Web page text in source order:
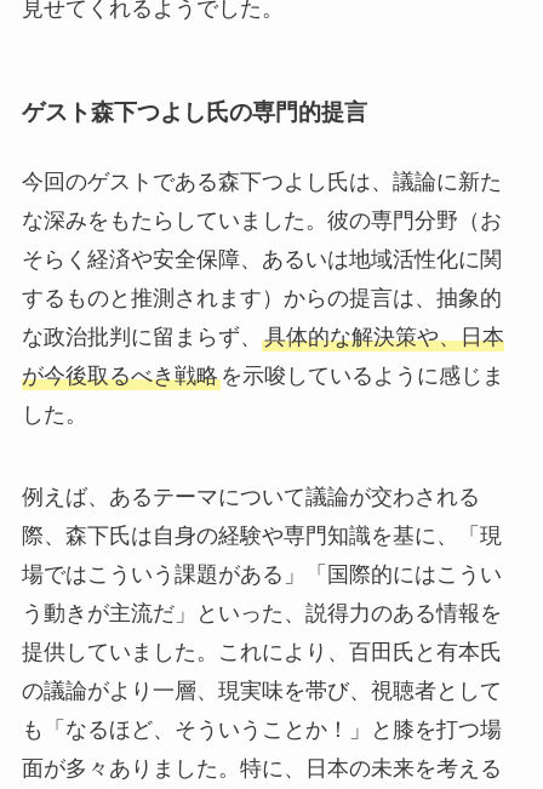
見せてくれるようでした。
ゲスト森下つよし氏の専門的提言
今回のゲストである森下つよし氏は、議論に新た
な深みをもたらしていました。彼の専門分野（お
そらく経済や安全保障、あるいは地域活性化に関
するものと推測されます）からの提言は、抽象的
な政治批判に留まらず、 具体的な解決策や、日本
が今後取るべき戦略を示唆しているように感じま
した。
例えば、あるテーマについて議論が交わされる
際、森下氏は自身の経験や専門知識を基に、「現
場ではこういう課題がある」「国際的にはこうい
う動きが主流だ」といった、説得力のある情報を
提供していました。これにより、百田氏と有本氏
の議論がより一層、現実味を帯び、視聴者として
も「なるほど、そういうことか！」と膝を打つ場
面が多々ありました。特に、日本の未来を考える